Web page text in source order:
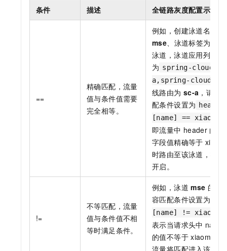
条件 描述 全链路灰度配置示例
==
精确匹配，流量
值与条件值需要
完全相等。
例如，创建泳道名称为
mse 、泳道标签为
泳道，泳道应用列表
为 spring-cloud-
a,spring-cloud-c
线路由为 sc-a ，请求
配条件设置为
[name] ==
即流量中 header 的
字段值精确等于
时路由至该泳道，状态
开启。
!=
不等匹配，流量
值与条件值不相
等时满足条件。
例如，泳道 mse 的请
容匹配条件设置为
[name] !=
表示当请求头中 name
的值不等于 xiaoming
流量将匹配进入该泳道